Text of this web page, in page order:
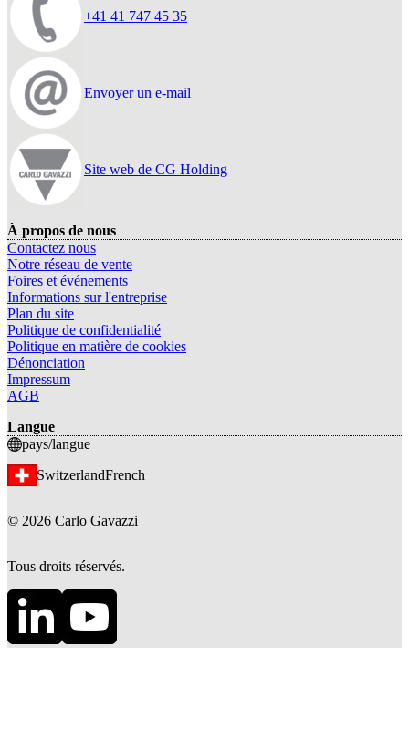
+41 41 747 45 35
Envoyer un e-mail
Site web de CG Holding
À propos de nous
Contactez nous
Notre réseau de vente
Foires et événements
Informations sur l'entreprise
Plan du site
Politique de confidentialité
Politique en matière de cookies
Dénonciation
Impressum
AGB
Langue
pays/langue
SwitzerlandFrench
© 2026 Carlo Gavazzi
Tous droits réservés.